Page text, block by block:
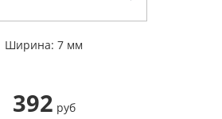
Ширина: 7 мм
392 руб